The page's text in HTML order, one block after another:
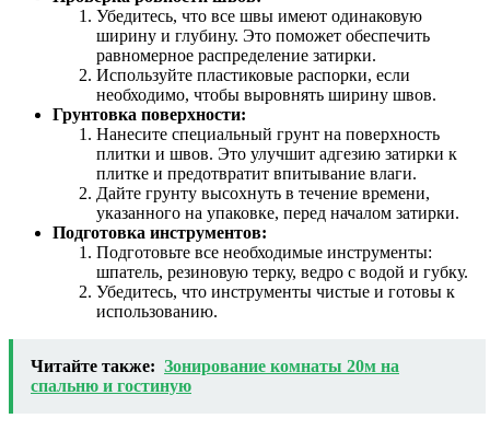
Убедитесь, что все швы имеют одинаковую
ширину и глубину. Это поможет обеспечить
равномерное распределение затирки.
Используйте пластиковые распорки, если
необходимо, чтобы выровнять ширину швов.
Грунтовка поверхности:
Нанесите специальный грунт на поверхность
плитки и швов. Это улучшит адгезию затирки к
плитке и предотвратит впитывание влаги.
Дайте грунту высохнуть в течение времени,
указанного на упаковке, перед началом затирки.
Подготовка инструментов:
Подготовьте все необходимые инструменты:
шпатель, резиновую терку, ведро с водой и губку.
Убедитесь, что инструменты чистые и готовы к
использованию.
Читайте также: Зонирование комнаты 20м на
спальню и гостиную